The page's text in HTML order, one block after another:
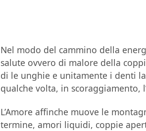
Nel modo del cammino della
salute ovvero di malore della
di le unghie e unitamente i denti
qualche volta, in scoraggiamento,
L’Amore affinche muove le
termine, amori liquidi, coppie